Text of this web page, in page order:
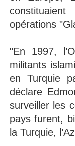
opérations
"En 1997,
militants
en Turquie
déclare
surveiller les
pays furent,
la Turquie,